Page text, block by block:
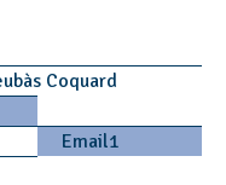
Coquard
Email1